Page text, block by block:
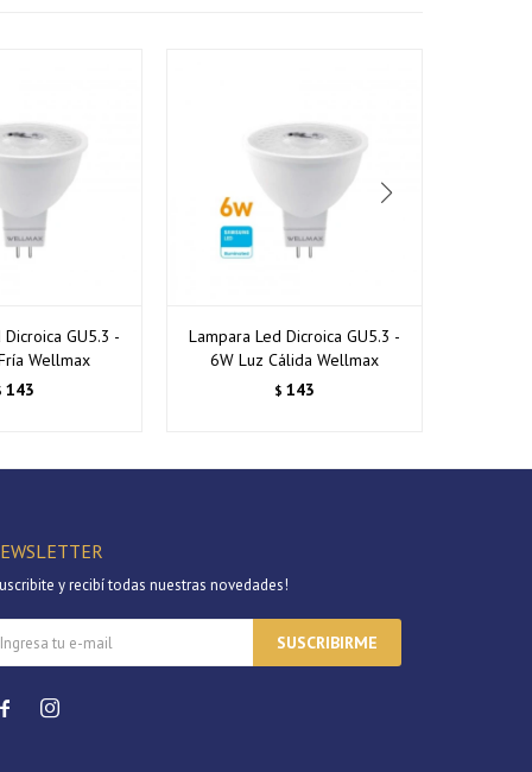
GU5.3 -
Wellmax
143
Lampara Led Dicroica GU5.3 -
6W Luz Cálida Wellmax
$ 143
y recibí todas nuestras novedades!
SUSCRIBIRME
 